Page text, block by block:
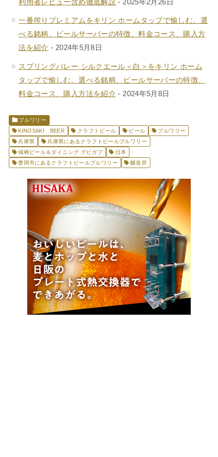
一番搾りプレミアムをキリン ホームタップで愉しむ。選
べる銘柄、ビールサーバーの特徴、料金コース、購入方
法を紹介 - 2024年5月8日
スプリングバレー シルクエール＜白＞をキリン ホーム
タップで愉しむ。選べる銘柄、ビールサーバーの特徴、
料金コース、購入方法を紹介 - 2024年5月8日
ブルワリー
KINOSAKI BEER
クラフトビール ビール
ブルワリー
兵庫県
兵庫県にあるクラフトビールブルワリー
城崎ビール＆ダイニング グビガブ
日本
豊岡市にあるクラフトビールブルワリー
醸造所